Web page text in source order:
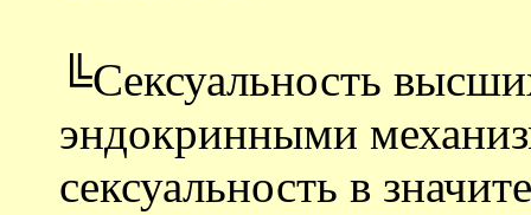
╚Сексуальность
эндокринными
сексуальность в